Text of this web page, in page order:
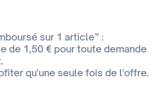
sur 1 article” :
de 1,50 € pour toute demande
qu'une seule fois de l'offre.